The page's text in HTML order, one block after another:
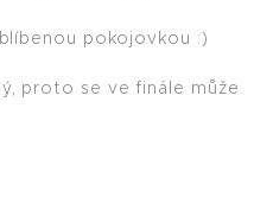
pokojovkou :)
proto se ve finále může